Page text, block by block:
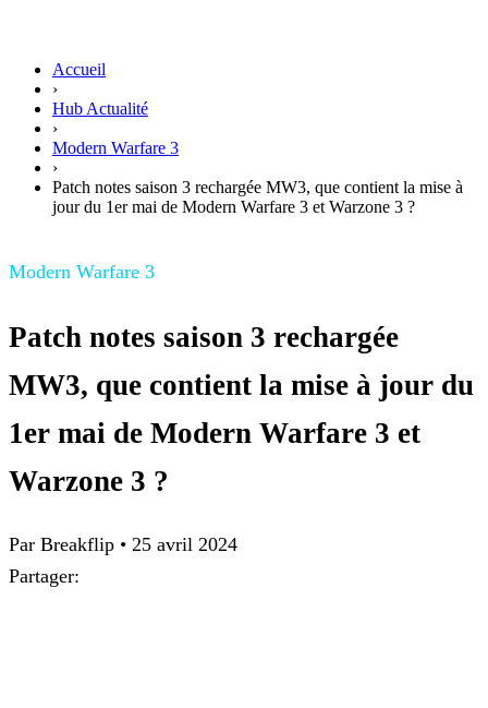
Accueil
›
Hub Actualité
›
Modern Warfare 3
›
Patch notes saison 3 rechargée MW3, que contient la mise à
jour du 1er mai de Modern Warfare 3 et Warzone 3 ?
Modern Warfare 3
Patch notes saison 3 rechargée
MW3, que contient la mise à jour du
1er mai de Modern Warfare 3 et
Warzone 3 ?
Par Breakflip • 25 avril 2024
Partager: